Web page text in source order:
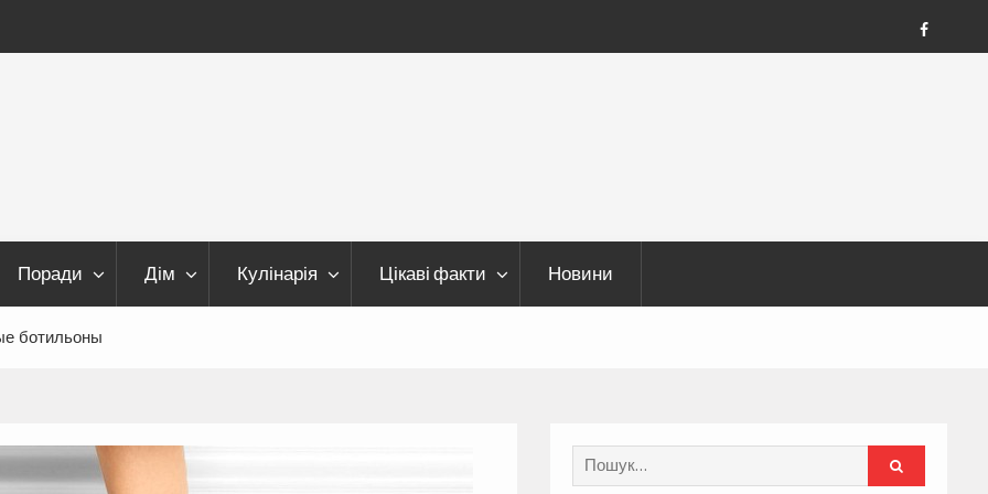
FB
Поради Дім Кулінарія Цікаві факти Новини
ботильоны
Search